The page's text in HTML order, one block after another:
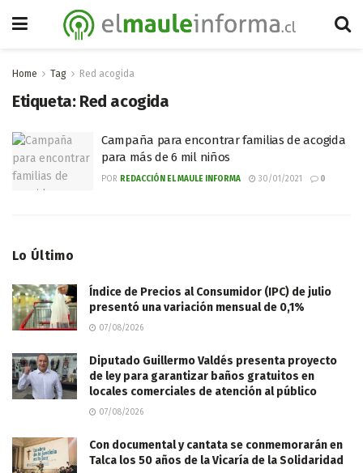
Home Tag Red acogida
Etiqueta: Red acogida
Campaña para encontrar familias de acogida
para más de 6 mil niños
POR REDACCIÓN EL MAULE INFORMA 30/01/2021 0
Lo Último
Índice de Precios al Consumidor (IPC) de julio
presentó una variación mensual de 0,1%
07/08/2026
Diputado Guillermo Valdés presenta proyecto
de ley para garantizar baños gratuitos en
locales comerciales de atención al público
07/08/2026
Con documental y cantata se conmemorarán en
Talca los 50 años de la Vicaría de la Solidaridad